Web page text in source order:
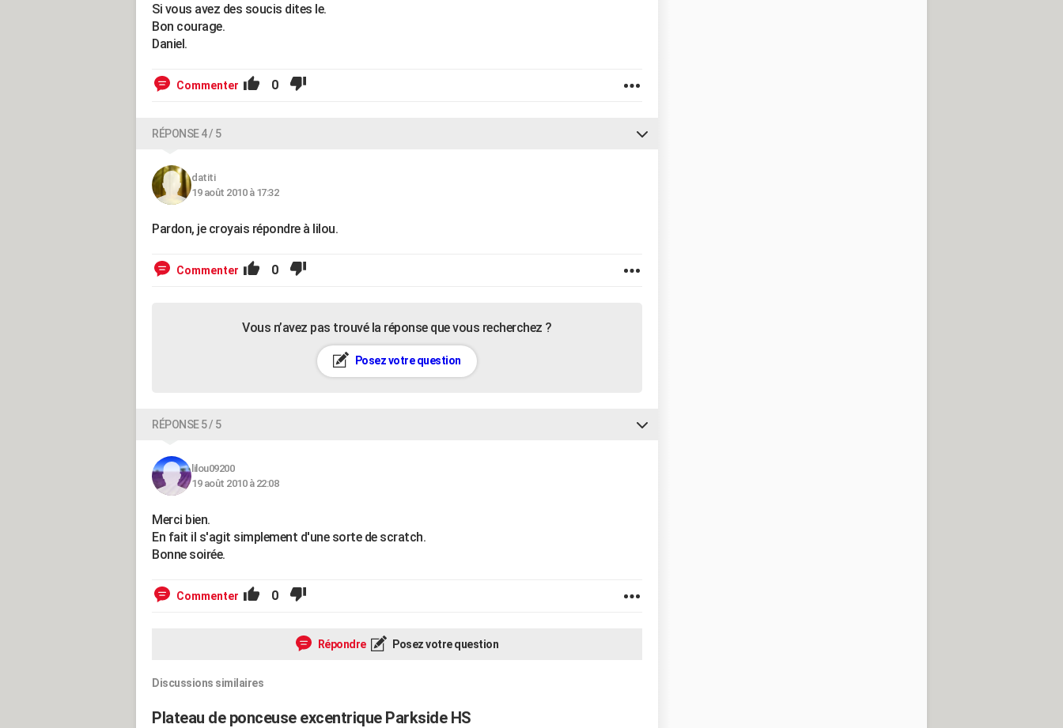
Si vous avez des soucis dites le.
Bon courage.
Daniel.
Commenter 0
RÉPONSE 4 / 5
datiti
19 août 2010 à 17:32
Pardon, je croyais répondre à lilou.
Commenter 0
Vous n’avez pas trouvé la réponse que vous recherchez ?
Posez votre question
RÉPONSE 5 / 5
lilou09200
19 août 2010 à 22:08
Merci bien.
En fait il s'agit simplement d'une sorte de scratch.
Bonne soirée.
Commenter 0
Répondre Posez votre question
Discussions similaires
Plateau de ponceuse excentrique Parkside HS